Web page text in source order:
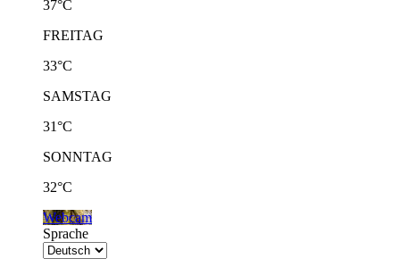
37°C
FREITAG
33°C
SAMSTAG
31°C
SONNTAG
32°C
Webcam
Sprache